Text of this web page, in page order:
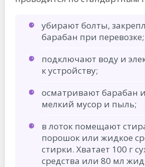
убирают болты,
барабан при перевозке;
подключают воду и
к устройству;
осматривают барабан
мелкий мусор и пыль;
в лоток помещают
порошок или жидкое
стирки. Хватает 100 г
средства или 80 мл